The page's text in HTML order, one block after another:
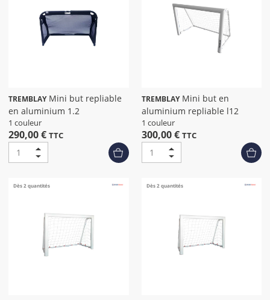
TREMBLAYMini but repliable
en aluminium 1.2
1 couleur
290,00 € TTC
TREMBLAYMini but en
aluminium repliable l12
1 couleur
300,00 € TTC
Dès 2 quantités Dès 2 quantités